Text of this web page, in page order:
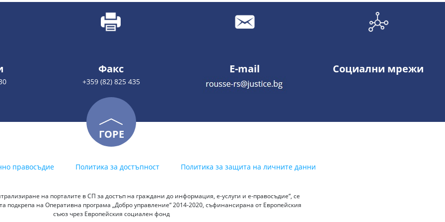
Факс
+359 (82) 825 435
E-mail Социални мрежи
ГОРЕ
правосъдие Политика за достъпност Политика за защита на личните данни
на порталите в СП за достъп на граждани до информация, е-услуги и е-правосъдие“, се
подкрепа на Оперативна програма „Добро управление“ 2014-2020, съфинансирана от Европейския
съюз чрез Европейския социален фонд